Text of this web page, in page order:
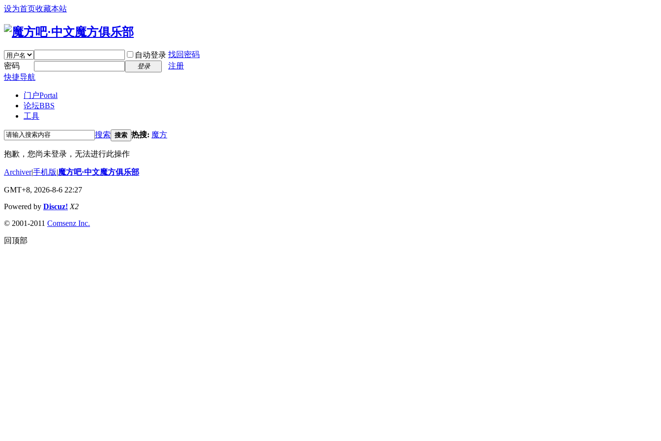
设为首页收藏本站
自动登录 找回密码
密码
登录
注册
快捷导航
门户Portal
论坛BBS
工具
搜索 搜索 热搜: 魔方
抱歉，您尚未登录，无法进行此操作
Archiver|手机版|魔方吧·中文魔方俱乐部
GMT+8, 2026-8-6 22:27
Powered by Discuz! X2
© 2001-2011 Comsenz Inc.
回顶部